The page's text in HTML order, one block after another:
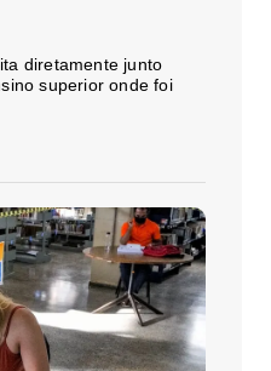
diretamente junto
superior onde foi